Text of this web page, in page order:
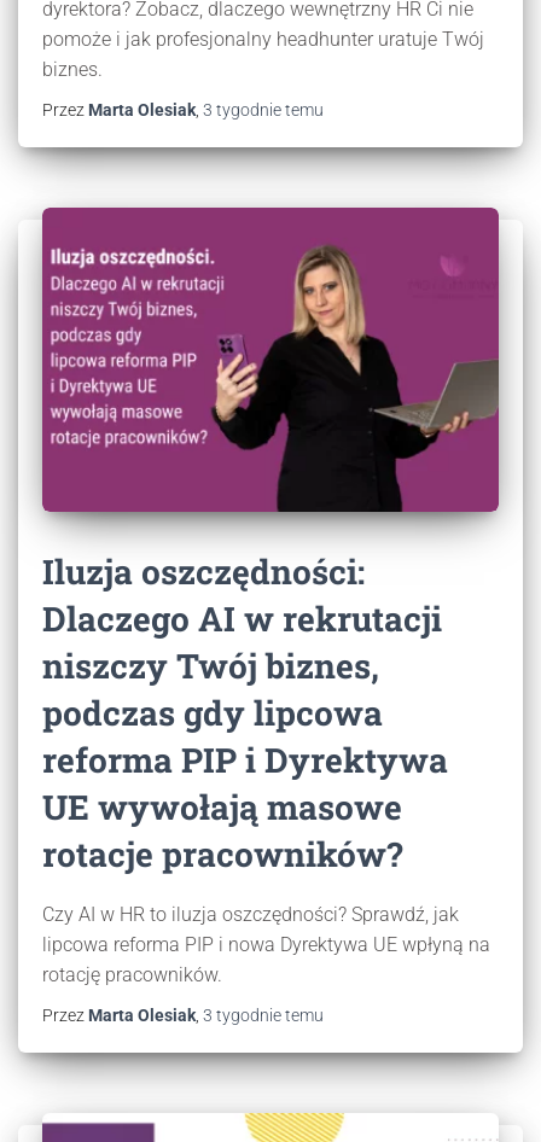
dyrektora? Zobacz, dlaczego wewnętrzny HR Ci nie
pomoże i jak profesjonalny headhunter uratuje Twój
biznes.
Przez Marta Olesiak 3 tygodnietemu
Iluzja oszczędności:
Dlaczego AI w rekrutacji
niszczy Twój biznes,
podczas gdy lipcowa
reforma PIP i Dyrektywa
UE wywołają masowe
rotacje pracowników?
Czy AI w HR to iluzja oszczędności? Sprawdź, jak
lipcowa reforma PIP i nowa Dyrektywa UE wpłyną na
rotację pracowników.
Przez Marta Olesiak 3 tygodnietemu